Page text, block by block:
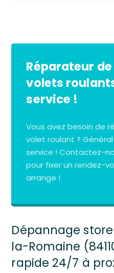
Réparateur
volets
service !
Vous avez besoin de
volet roulant ?
service ! Contactez-
pour fixer un rendez-
arrange !
Dépannage
la-Romaine
rapide 24/7 à